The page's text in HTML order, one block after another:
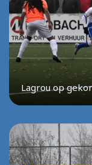
Lagrou op